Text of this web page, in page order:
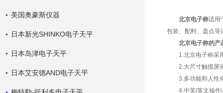
美国奥豪斯仪器
日本新光SHINKO电子天平
日本岛津电子天平
日本艾安德AND电子天平
北京电子称适用
包装、配料、盘点等
北京电子称的产
1.北京电子称采
2.大尺寸触摸屏液
3.多功能和人性
4.中英/英文操作